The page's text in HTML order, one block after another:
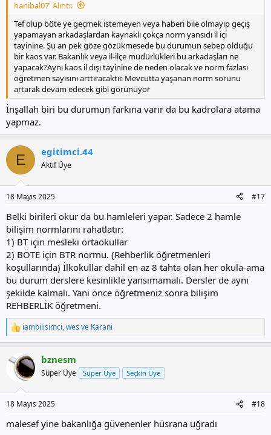
hanibal07' Alıntı:
Tef olup böte ye geçmek istemeyen veya haberi bile olmayıp geçiş
yapamayan arkadaşlardan kaynaklı çokça norm yansıdı il içi
tayinine. Şu an pek göze gözükmesede bu durumun sebep olduğu
bir kaos var. Bakanlık veya il-ilçe müdürlükleri bu arkadaşları ne
yapacak?Aynı kaos il dışı tayinine de neden olacak ve norm fazlası
öğretmen sayısını arttıracaktır. Mevcutta yaşanan norm sorunu
artarak devam edecek gibi görünüyor
İnşallah biri bu durumun farkına varır da bu kadrolara atama
yapmaz.
E egitimci.44
Aktif Üye
18 Mayıs 2025 #17
Belki birileri okur da bu hamleleri yapar. Sadece 2 hamle
bilişim normlarını rahatlatır:
1) BT için mesleki ortaokullar
2) BÖTE için BTR normu. (Rehberlik öğretmenleri
koşullarında) İlkokullar dahil en az 8 tahta olan her okula-ama
bu durum derslere kesinlikle yansımamalı. Dersler de aynı
şekilde kalmalı. Yani önce öğretmeniz sonra bilişim
REHBERLİK öğretmeni.
T
e
k
:
iambilisimci,wes ve Karani
bznesm
Süper Üye Süper Üye Seçkin Üye
18 Mayıs 2025 #18
malesef yine bakanlığa güvenenler hüsrana uğradı